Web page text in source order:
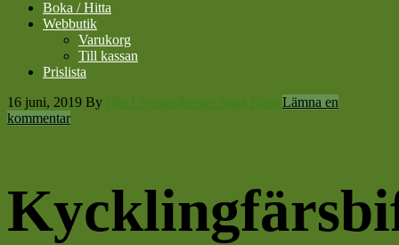
Boka / Hitta
Webbutik
Varukorg
Till kassan
Prislista
16 juni, 2019 By Din LivsstilsResurs Nina Plato Lämna en
kommentar